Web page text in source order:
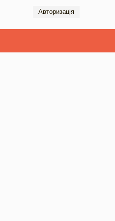
Авторизація